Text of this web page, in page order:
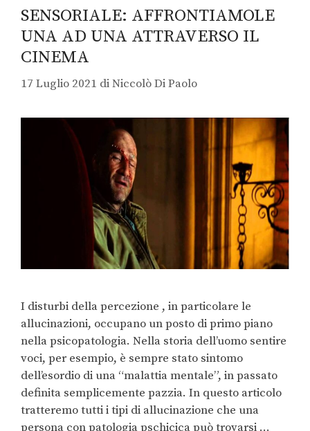
SENSORIALE: AFFRONTIAMOLE
UNA AD UNA ATTRAVERSO IL
CINEMA
17 Luglio 2021 diNiccolò Di Paolo
I disturbi della percezione , in particolare le
allucinazioni, occupano un posto di primo piano
nella psicopatologia. Nella storia dell’uomo sentire
voci, per esempio, è sempre stato sintomo
dell’esordio di una “malattia mentale”, in passato
definita semplicemente pazzia. In questo articolo
tratteremo tutti i tipi di allucinazione che una
persona con patologia pschicica può trovarsi …